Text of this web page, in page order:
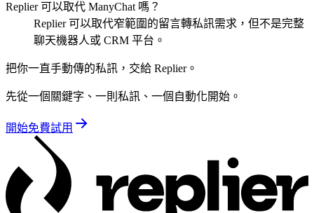
Replier 可以取代 ManyChat 嗎？
Replier 可以取代窄範圍的留言轉私訊需求，但不是完整
聊天機器人或 CRM 平台。
把你一直手動傳的私訊，交給 Replier。
先從一個關鍵字、一則私訊、一個自動化開始。
開始免費試用